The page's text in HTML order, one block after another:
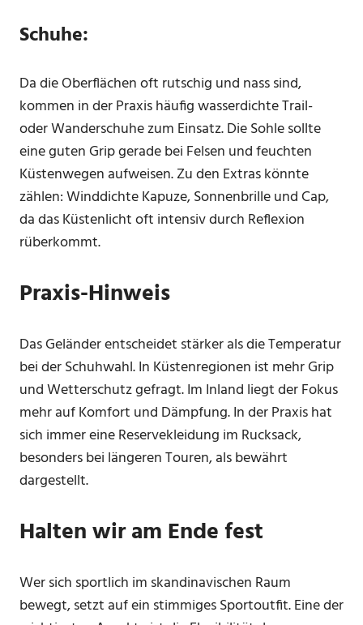
Schuhe:
Da die Oberflächen oft rutschig und nass sind,
kommen in der Praxis häufig wasserdichte Trail-
oder Wanderschuhe zum Einsatz. Die Sohle sollte
eine guten Grip gerade bei Felsen und feuchten
Küstenwegen aufweisen. Zu den Extras könnte
zählen: Winddichte Kapuze, Sonnenbrille und Cap,
da das Küstenlicht oft intensiv durch Reflexion
rüberkommt.
Praxis-Hinweis
Das Geländer entscheidet stärker als die Temperatur
bei der Schuhwahl. In Küstenregionen ist mehr Grip
und Wetterschutz gefragt. Im Inland liegt der Fokus
mehr auf Komfort und Dämpfung. In der Praxis hat
sich immer eine Reservekleidung im Rucksack,
besonders bei längeren Touren, als bewährt
dargestellt.
Halten wir am Ende fest
Wer sich sportlich im skandinavischen Raum
bewegt, setzt auf ein stimmiges Sportoutfit. Eine der